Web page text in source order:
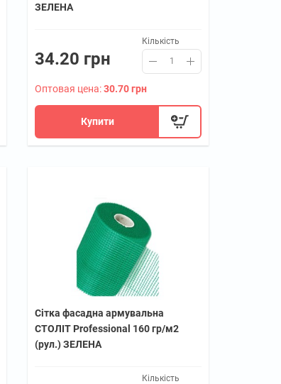
ЗЕЛЕНА
34.20 грн
Кількість
Оптовая цена:30.70 грн
Купити
Сітка фасадна армувальна
СТОЛІТ Professional 160 гр/м2
(рул.) ЗЕЛЕНА
Кількість